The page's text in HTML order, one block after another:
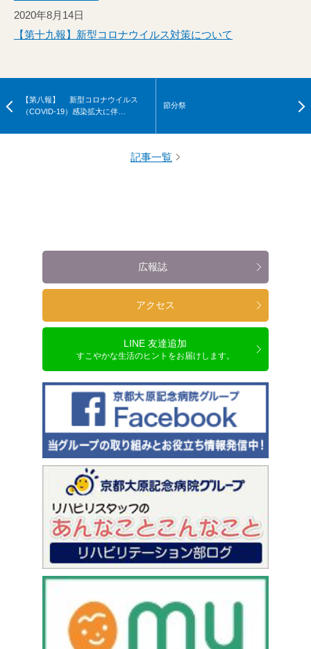
2020年8月14日
【第十九報】新型コロナウイルス対策について
【第八報】 新型コロナウイルス
（COVID-19）感染拡大に伴…
節分祭
記事一覧
広報誌
アクセス
LINE 友達追加
すこやかな生活のヒントをお届けします。